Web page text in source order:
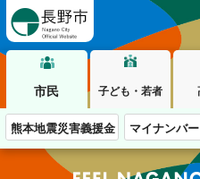
市民 子ども・若者
熊本地震災害義援金 マイナンバー
この街で、わたし